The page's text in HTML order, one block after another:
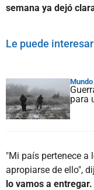
semana ya dejó
Le puede interesar
Mundo
para
"Mi país pertenece a
apropiarse de ello",
lo vamos a